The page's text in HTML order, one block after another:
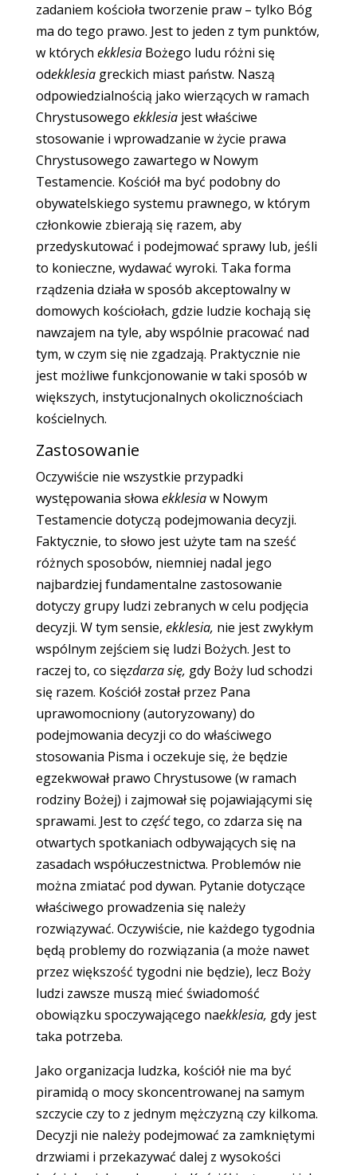
zadaniem kościoła tworzenie praw – tylko Bóg
ma do tego prawo. Jest to jeden z tym punktów,
w których ekklesiaBożego ludu różni się
odekklesiagreckich miast państw. Naszą
odpowiedzialnością jako wierzących w ramach
Chrystusowego ekklesiajest właściwe
stosowanie i wprowadzanie w życie prawa
Chrystusowego zawartego w Nowym
Testamencie. Kościół ma być podobny do
obywatelskiego systemu prawnego, w którym
członkowie zbierają się razem, aby
przedyskutować i podejmować sprawy lub, jeśli
to konieczne, wydawać wyroki. Taka forma
rządzenia działa w sposób akceptowalny w
domowych kościołach, gdzie ludzie kochają się
nawzajem na tyle, aby wspólnie pracować nad
tym, w czym się nie zgadzają. Praktycznie nie
jest możliwe funkcjonowanie w taki sposób w
większych, instytucjonalnych okolicznościach
kościelnych.
Zastosowanie
Oczywiście nie wszystkie przypadki
występowania słowa ekklesiaw Nowym
Testamencie dotyczą podejmowania decyzji.
Faktycznie, to słowo jest użyte tam na sześć
różnych sposobów, niemniej nadal jego
najbardziej fundamentalne zastosowanie
dotyczy grupy ludzi zebranych w celu podjęcia
decyzji. W tym sensie, ekklesia, nie jest zwykłym
wspólnym zejściem się ludzi Bożych. Jest to
raczej to, co sięzdarza się, gdy Boży lud schodzi
się razem. Kościół został przez Pana
uprawomocniony (autoryzowany) do
podejmowania decyzji co do właściwego
stosowania Pisma i oczekuje się, że będzie
egzekwował prawo Chrystusowe (w ramach
rodziny Bożej) i zajmował się pojawiającymi się
sprawami. Jest to częśćtego, co zdarza się na
otwartych spotkaniach odbywających się na
zasadach współuczestnictwa. Problemów nie
można zmiatać pod dywan. Pytanie dotyczące
właściwego prowadzenia się należy
rozwiązywać. Oczywiście, nie każdego tygodnia
będą problemy do rozwiązania (a może nawet
przez większość tygodni nie będzie), lecz Boży
ludzi zawsze muszą mieć świadomość
obowiązku spoczywającego naekklesia, gdy jest
taka potrzeba.
Jako organizacja ludzka, kościół nie ma być
piramidą o mocy skoncentrowanej na samym
szczycie czy to z jednym mężczyzną czy kilkoma.
Decyzji nie należy podejmować za zamkniętymi
drzwiami i przekazywać dalej z wysokości